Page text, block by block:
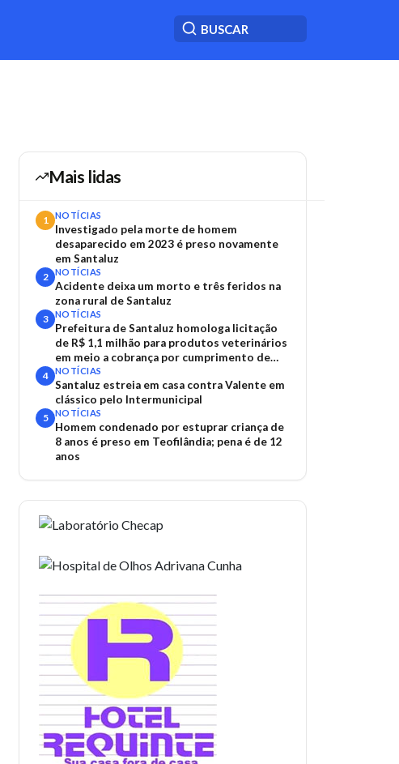
Mais lidas
1 NOTÍCIAS
Investigado pela morte de homem
desaparecido em 2023 é preso novamente
em Santaluz
2 NOTÍCIAS
Acidente deixa um morto e três feridos na
zona rural de Santaluz
3 NOTÍCIAS
Prefeitura de Santaluz homologa licitação
de R$ 1,1 milhão para produtos veterinários
em meio a cobrança por cumprimento de
TAC
4 NOTÍCIAS
Santaluz estreia em casa contra Valente em
clássico pelo Intermunicipal
5 NOTÍCIAS
Homem condenado por estuprar criança de
8 anos é preso em Teofilândia; pena é de 12
anos